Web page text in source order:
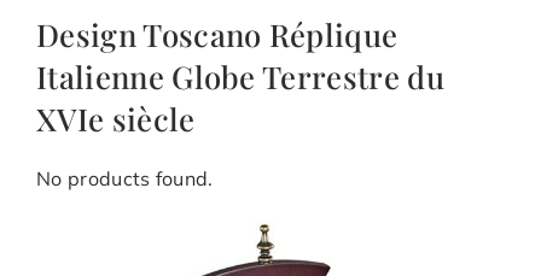
Design Toscano Réplique
Italienne Globe Terrestre du
XVIe siècle
No products found.